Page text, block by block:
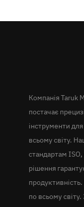
Компанія Taruk
постачає
інструменти
всьому світу.
стандартам ISO,
рішення
по всьому